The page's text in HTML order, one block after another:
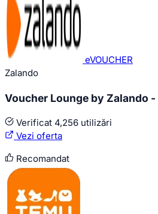
eVOUCHER
Zalando
Voucher Lounge by Zalando
Verificat 4,256 utilizări
Vezi oferta
Recomandat